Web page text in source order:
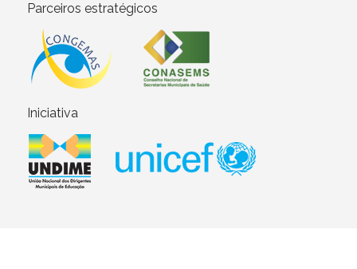
Parceiros estratégicos
Iniciativa